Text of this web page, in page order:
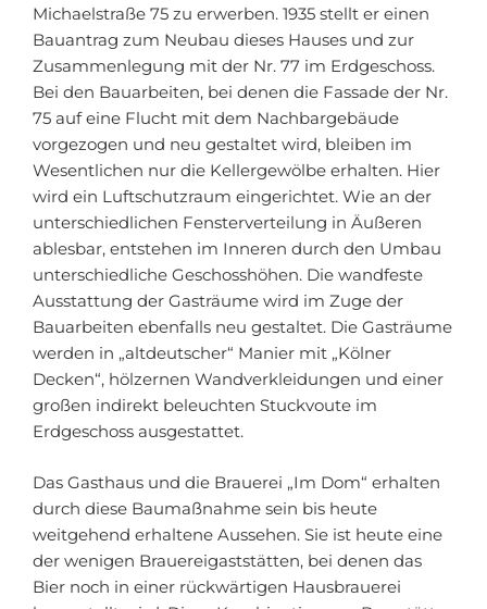
Michaelstraße 75 zu erwerben. 1935 stellt er einen
Bauantrag zum Neubau dieses Hauses und zur
Zusammenlegung mit der Nr. 77 im Erdgeschoss.
Bei den Bauarbeiten, bei denen die Fassade der Nr.
75 auf eine Flucht mit dem Nachbargebäude
vorgezogen und neu gestaltet wird, bleiben im
Wesentlichen nur die Kellergewölbe erhalten. Hier
wird ein Luftschutzraum eingerichtet. Wie an der
unterschiedlichen Fensterverteilung in Äußeren
ablesbar, entstehen im Inneren durch den Umbau
unterschiedliche Geschosshöhen. Die wandfeste
Ausstattung der Gasträume wird im Zuge der
Bauarbeiten ebenfalls neu gestaltet. Die Gasträume
werden in „altdeutscher“ Manier mit „Kölner
Decken“, hölzernen Wandverkleidungen und einer
großen indirekt beleuchten Stuckvoute im
Erdgeschoss ausgestattet.
Das Gasthaus und die Brauerei „Im Dom“ erhalten
durch diese Baumaßnahme sein bis heute
weitgehend erhaltene Aussehen. Sie ist heute eine
der wenigen Brauereigaststätten, bei denen das
Bier noch in einer rückwärtigen Hausbrauerei